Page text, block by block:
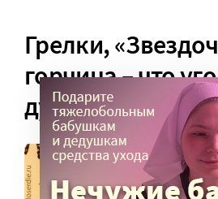
Грелки,
горчица – что
души!